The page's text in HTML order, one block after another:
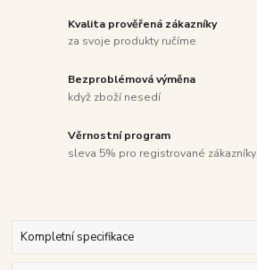
Kvalita prověřená zákazníky
za svoje produkty ručíme
Bezproblémová výměna
když zboží nesedí
Věrnostní program
sleva 5% pro registrované zákazníky
Kompletní specifikace